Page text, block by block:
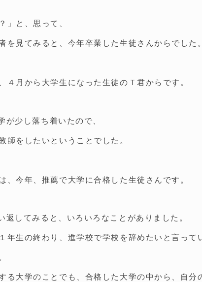
」と、思って、
を見てみると、今年卒業した生徒さんからでした
４月から大学生になった生徒のＴ君からです。
が少し落ち着いたので、
師をしたいということでした。
、今年、推薦で大学に合格した生徒さんです。
返してみると、いろいろなことがありました。
年生の終わり、進学校で学校を辞めたいと言っ
る大学のことでも、合格した大学の中から、自分